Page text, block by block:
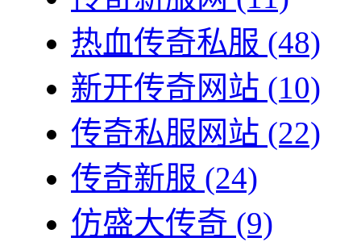
热血传奇私服 (48)
新开传奇网站 (10)
传奇私服网站 (22)
传奇新服 (24)
仿盛大传奇 (9)